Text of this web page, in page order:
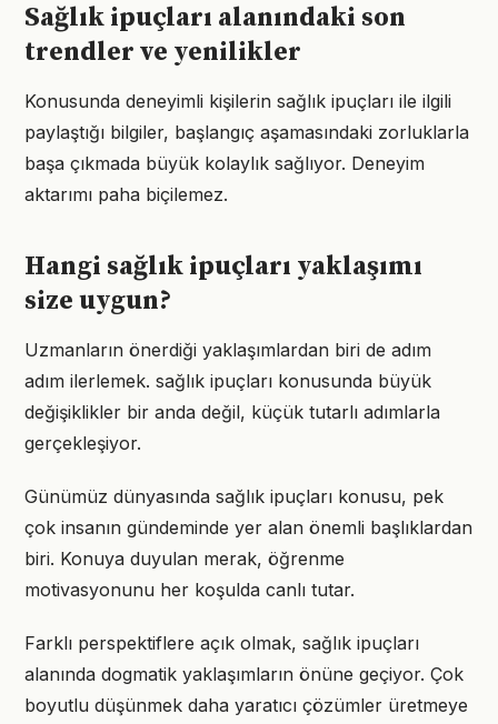
Sağlık ipuçları alanındaki son
trendler ve yenilikler
Konusunda deneyimli kişilerin sağlık ipuçları ile ilgili
paylaştığı bilgiler, başlangıç aşamasındaki zorluklarla
başa çıkmada büyük kolaylık sağlıyor. Deneyim
aktarımı paha biçilemez.
Hangi sağlık ipuçları yaklaşımı
size uygun?
Uzmanların önerdiği yaklaşımlardan biri de adım
adım ilerlemek. sağlık ipuçları konusunda büyük
değişiklikler bir anda değil, küçük tutarlı adımlarla
gerçekleşiyor.
Günümüz dünyasında sağlık ipuçları konusu, pek
çok insanın gündeminde yer alan önemli başlıklardan
biri. Konuya duyulan merak, öğrenme
motivasyonunu her koşulda canlı tutar.
Farklı perspektiflere açık olmak, sağlık ipuçları
alanında dogmatik yaklaşımların önüne geçiyor. Çok
boyutlu düşünmek daha yaratıcı çözümler üretmeye